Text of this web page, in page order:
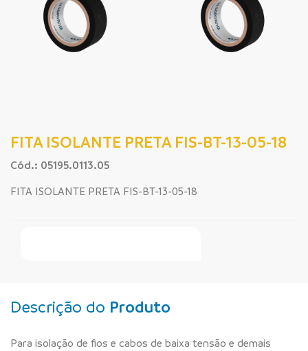
FITA ISOLANTE PRETA FIS-BT-13-05-18
Cód.: 05195.0113.05
FITA ISOLANTE PRETA FIS-BT-13-05-18
Descrição do Produto
Para isolação de fios e cabos de baixa tensão e demais